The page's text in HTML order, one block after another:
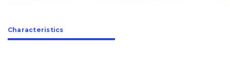
Сharacteristics